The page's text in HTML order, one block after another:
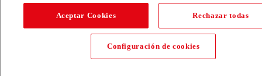
Aceptar Cookies Rechazar todas
Configuración de cookies